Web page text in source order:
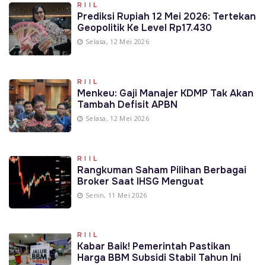
RIIL
Prediksi Rupiah 12 Mei 2026: Tertekan
Geopolitik Ke Level Rp17.430
Selasa, 12 Mei 2026
RIIL
Menkeu: Gaji Manajer KDMP Tak Akan
Tambah Defisit APBN
Selasa, 12 Mei 2026
RIIL
Rangkuman Saham Pilihan Berbagai
Broker Saat IHSG Menguat
Senin, 11 Mei 2026
RIIL
Kabar Baik! Pemerintah Pastikan
Harga BBM Subsidi Stabil Tahun Ini